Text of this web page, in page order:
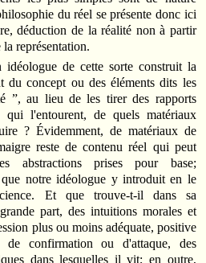
du réel se présente donc ici
déduction de la réalité non à partir
représentation.
idéologue de cette sorte construit la
du concept ou des éléments dits les
”, au lieu de les tirer des rapports
qui l'entourent, de quels matériaux
? Évidemment, de matériaux de
reste de contenu réel qui peut
abstractions prises pour base;
notre idéologue y introduit en le
Et que trouve-t-il dans sa
part, des intuitions morales et
plus ou moins adéquate, positive
confirmation ou d'attaque, des
dans lesquelles il vit; en outre,